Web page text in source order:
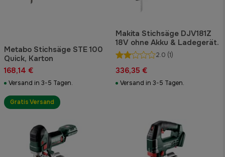
Metabo Stichsäge STE 100
Quick, Karton
168,14 €
Versand in 3-5 Tagen.
Makita Stichsäge DJV181Z
18V ohne Akku & Ladegerät.
2.0 (1)
336,35 €
Versand in 3-5 Tagen.
Gratis Versand